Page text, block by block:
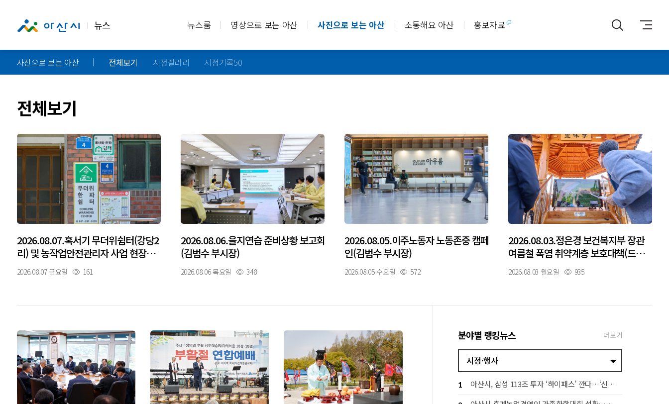
뉴스 뉴스룸 영상으로 보는 아산 사진으로 보는 아산 소통해요 아산 홍보자료
사진으로 보는 아산 전체보기 시정갤러리 시정기록50
전체보기
2026.08.07.혹서기 무더위쉼터(강당2
리) 및 농작업안전관리자 사업 현장방
문(김범수 부시장)
2026.08.07 금요일 161
2026.08.06.을지연습 준비상황 보고회
(김범수 부시장)
2026.08.06 목요일 348
2026.08.05.이주노동자 노동존중 캠페
인(김범수 부시장)
2026.08.05 수요일 572
2026.08.03.정은경 보건복지부 장관
여름철 폭염 취약계층 보호대책(드론
예찰) 현장방문(김범수 부시장)
2026.08.03 월요일 935
분야별 랭킹뉴스 더보기
시정·행사
1 아산시, 삼성 113조 투자 ‘하이패스’ 깐다…‘신속 지원·전략 대응 추진단’ 가동